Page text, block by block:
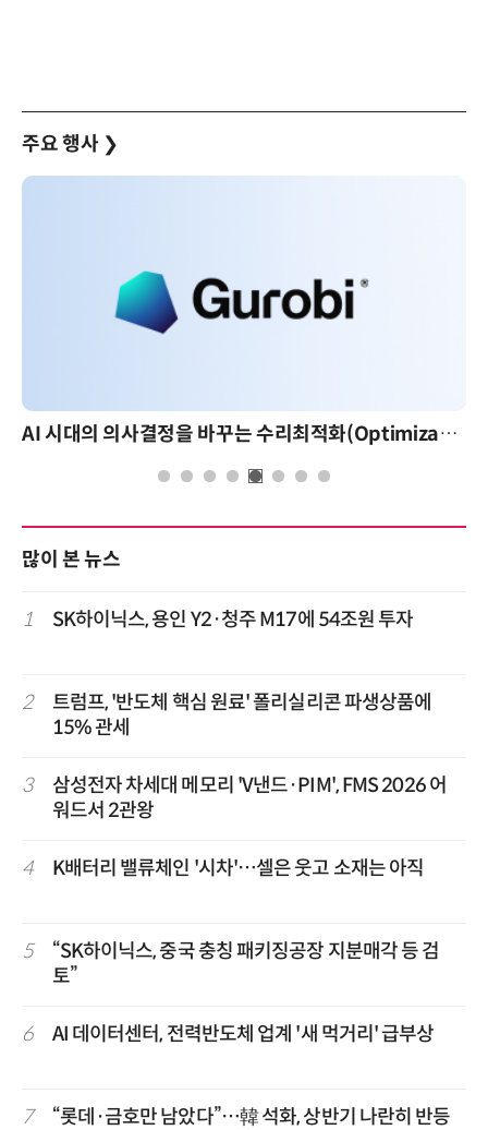
주요 행사 ❯
AI 시대의 의사결정을 바꾸는 수리최적화(Optimization): 실제 산업 적용 사례와 활용 전략
많이 본 뉴스
1 SK하이닉스, 용인 Y2·청주 M17에 54조원 투자
2
트럼프, '반도체 핵심 원료' 폴리실리콘 파생상품에
15% 관세
3
삼성전자 차세대 메모리 'V낸드·PIM', FMS 2026 어
워드서 2관왕
4 K배터리 밸류체인 '시차'…셀은 웃고 소재는 아직
5
“SK하이닉스, 중국 충칭 패키징공장 지분매각 등 검
토”
6 AI 데이터센터, 전력반도체 업계 '새 먹거리' 급부상
7 “롯데·금호만 남았다”…韓 석화, 상반기 나란히 반등